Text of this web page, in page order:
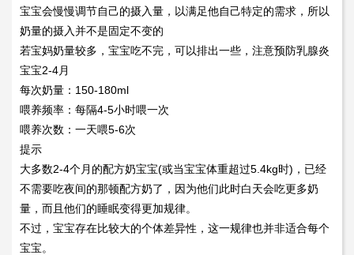
宝宝会慢慢调节自己的摄入量，以满足他自己特定的需求，所以
奶量的摄入并不是固定不变的
若宝妈奶量较多，宝宝吃不完，可以排出一些，注意预防乳腺炎
宝宝2-4月
每次奶量：150-180ml
喂养频率：每隔4-5小时喂一次
喂养次数：一天喂5-6次
提示
大多数2-4个月的配方奶宝宝(或当宝宝体重超过5.4kg时)，已经
不需要吃夜间的那顿配方奶了，因为他们此时白天会吃更多奶
量，而且他们的睡眠变得更加规律。
不过，宝宝存在比较大的个体差异性，这一规律也并非适合每个
宝宝。